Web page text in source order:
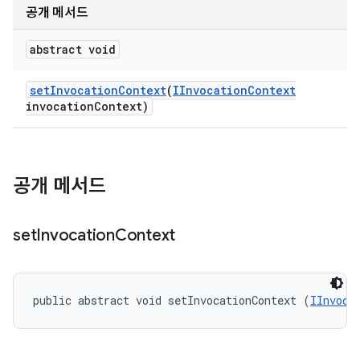
공개 메서드
abstract void
setInvocationContext(IInvocationContext
invocationContext)
공개 메서드
setInvocationContext
public abstract void setInvocationContext (